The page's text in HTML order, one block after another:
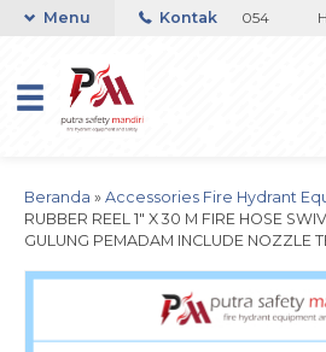
/ 081237364201 / 081290691054
Menu Kontak
Beranda » Accessories Fire Hydrant
RUBBER REEL 1″ X 30 M FIRE HOSE
GULUNG PEMADAM INCLUDE NOZZLE